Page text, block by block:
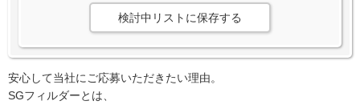
検討中リストに保存する
安心して当社にご応募いただきたい理由。
SGフィルダーとは、